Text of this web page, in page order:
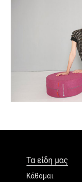
Τα είδη μας
Κάθομαι